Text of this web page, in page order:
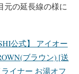
元の延長線の様に
公式】 アイオー
ブラウン) [送
イナー お湯オフ